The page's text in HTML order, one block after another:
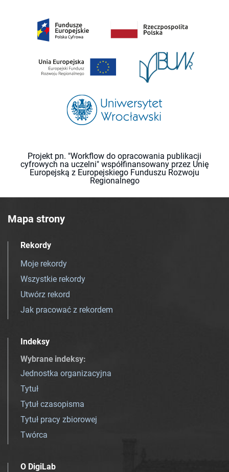
Projekt pn. "Workflow do opracowania publikacji
cyfrowych na uczelni" współfinansowany przez Unię
Europejską z Europejskiego Funduszu Rozwoju
Regionalnego
Mapa strony
Rekordy
Moje rekordy
Wszystkie rekordy
Utwórz rekord
Jak pracować z rekordem
Indeksy
Wybrane indeksy:
Jednostka organizacyjna
Tytuł
Tytuł czasopisma
Tytuł pracy zbiorowej
Twórca
O DigiLab